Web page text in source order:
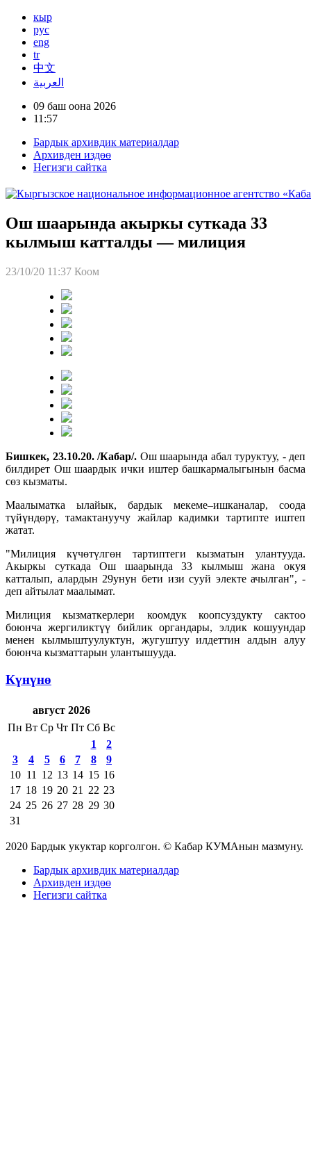
кыр
рус
eng
tr
中文
العربية
09 баш оона 2026
11:57
Бардык архивдик материалдар
Архивден издөө
Негизги сайтка
Ош шаарында акыркы суткада 33
кылмыш катталды — милиция
23/10/20 11:37 Коом
Бишкек, 23.10.20. /Кабар/. Ош шаарында абал туруктуу, - деп
билдирет Ош шаардык ички иштер башкармалыгынын басма
сөз кызматы.
Маалыматка ылайык, бардык мекеме–ишканалар, соода
түйүндөрү, тамактануучу жайлар кадимки тартипте иштеп
жатат.
"Милиция күчөтүлгөн тартиптеги кызматын улантууда.
Акыркы суткада Ош шаарында 33 кылмыш жана окуя
катталып, алардын 29унун бети изи сууй электе ачылган", -
деп айтылат маалымат.
Милиция кызматкерлери коомдук коопсуздукту сактоо
боюнча жергиликтүү бийлик органдары, элдик кошуундар
менен кылмыштуулуктун, жугуштуу илдеттин алдын алуу
боюнча кызматтарын улантышууда.
Күнүнө
август 2026
Пн Вт Ср Чт Пт Сб Вс
1
2
3
4 5 6 7 8
9
10 11 12 13 14 15 16
17 18 19 20 21 22 23
24 25 26 27 28 29 30
31
2020 Бардык укуктар корголгон. © Кабар КУМАнын мазмуну.
Бардык архивдик материалдар
Архивден издөө
Негизги сайтка